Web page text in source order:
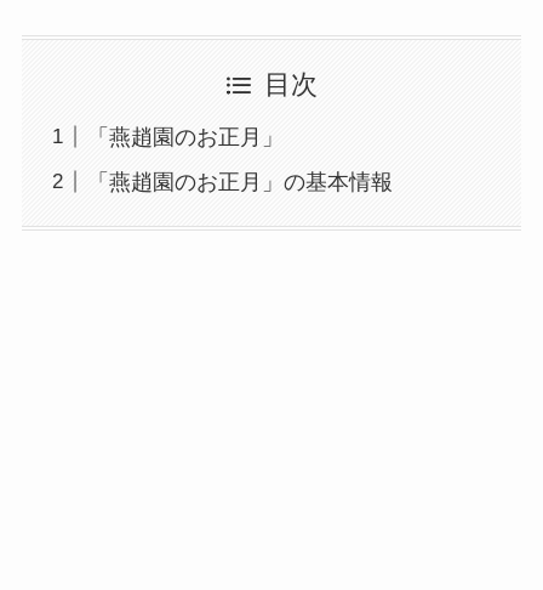
目次
「燕趙園のお正月」
「燕趙園のお正月」の基本情報